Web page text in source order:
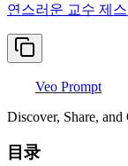
연스러운 교수 제
Veo Prompt
Discover, Share,
目录